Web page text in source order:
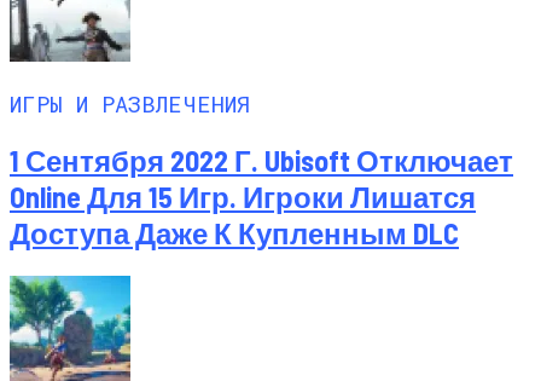
ИГРЫ И РАЗВЛЕЧЕНИЯ
1 Сентября 2022 Г. Ubisoft Отключает
Online Для 15 Игр. Игроки Лишатся
Доступа Даже К Купленным DLC